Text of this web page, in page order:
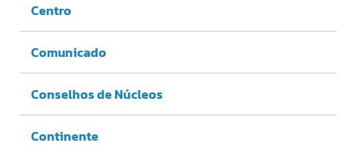
Centro
Comunicado
Conselhos de Núcleos
Continente